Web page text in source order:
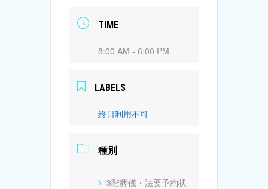
TIME
8:00 AM - 6:00 PM
LABELS
終日利用不可
種別
3階葬儀・法要予約状